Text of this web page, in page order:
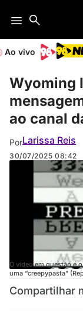
Ao vivo
Wyoming
ao canal
PorLarissa Reis
30/07/2025 08:42
O vídeo em questão é
uma “creepypasta"
Compartilhar